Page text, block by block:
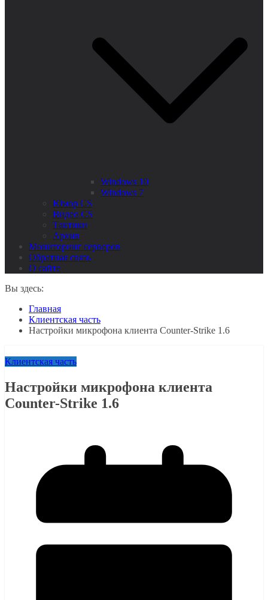
Windows 10
Windows 7
Юмор CS
Видео CS
Тактики
Архив
Мониторинг серверов
Обратная связь
О сайте
Вы здесь:
Главная
Клиентская часть
Настройки микрофона клиента Counter-Strike 1.6
Клиентская часть
Настройки микрофона клиента
Counter-Strike 1.6